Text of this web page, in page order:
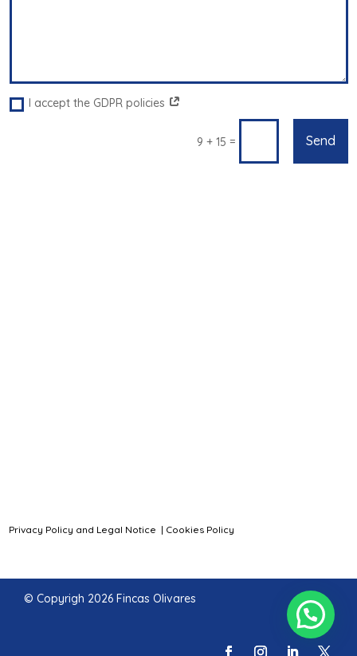
I accept the GDPR policies
9 + 15 = Send
Privacy Policy and Legal Notice | Cookies Policy
© Copyrigh 2026 Fincas Olivares